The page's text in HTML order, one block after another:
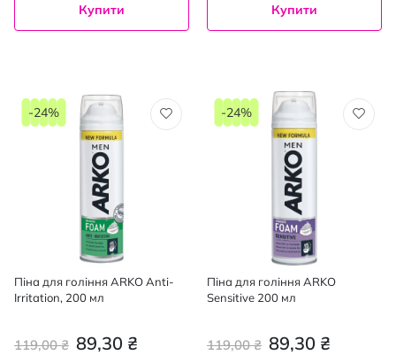
Купити Купити
Піна для гоління ARKO Anti-
Irritation, 200 мл
89,30 ₴
119,00 ₴
-24%
Піна для гоління ARKO
Sensitive 200 мл
89,30 ₴
119,00 ₴
-24%